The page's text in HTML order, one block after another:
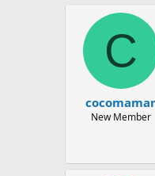
C
cocomamar
New Member